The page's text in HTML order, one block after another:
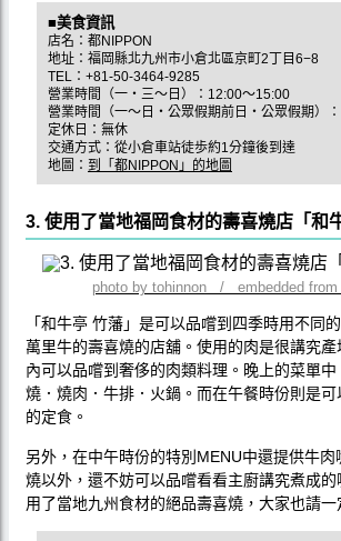
■美食資訊
店名：都NIPPON
地址：福岡縣北九州市小倉北區京町2丁目6−8
TEL：+81-50-3464-9285
營業時間（一・三～日）：12:00～15:00
營業時間（一～日・公眾假期前日・公眾假期）
定休日：無休
交通方式：從小倉車站徒歩約1分鐘後到達
地圖： 到「都NIPPON」的地圖
3. 使用了當地福岡食材的壽喜燒店「和
photo by tohinnon / embedded from
「和牛亭 竹藩」是可以品嚐到四季時用不同
萬里牛的壽喜燒的店舖。使用的肉是很講究
內可以品嚐到奢侈的肉類料理。晚上的菜單
燒．燒肉．牛排．火鍋。而在午餐時份則是
的定食。
另外，在中午時份的特別MENU中還提供牛
燒以外，還不妨可以品嚐看看主廚講究煮成
用了當地九州食材的絕品壽喜燒，大家也請一